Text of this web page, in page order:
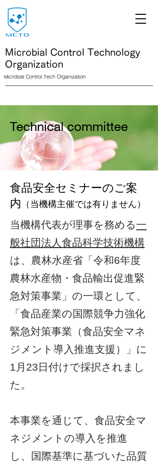
Microbial Control Technology
Organization
Microbial Control Tech Organization
Technical committee
食品安全セミナーのご案
内 （当機構主催では有りません）
当機構代表が理事を務める一
般社団法人食品科学技術機構
は、農林水産省「令和6年度
農林水産物・食品輸出促進緊
急対策事業」の一環として、
「食品産業の国際競争力強化
緊急対策事業（食品安全マネ
ジメント導入推進支援）」に
1月23日付けで採択されまし
た。​
本事業を通じて、食品安全マ
ネジメントの導入を推進
し、国際基準に基づいた品質